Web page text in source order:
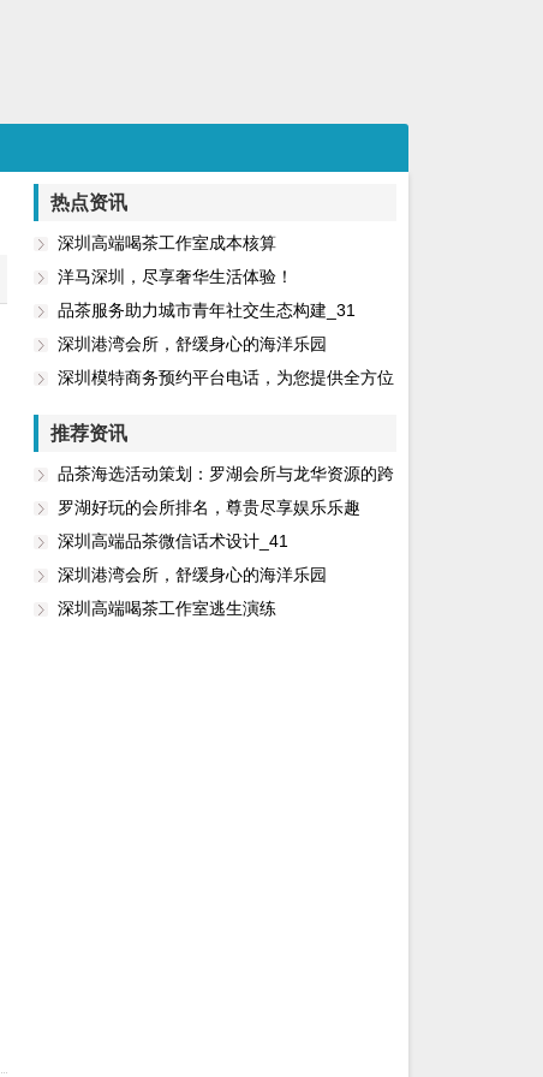
热点资讯
深圳高端喝茶工作室成本核算
洋马深圳，尽享奢华生活体验！
品茶服务助力城市青年社交生态构建_31
深圳港湾会所，舒缓身心的海洋乐园
深圳模特商务预约平台电话，为您提供全方位
推荐资讯
品茶海选活动策划：罗湖会所与龙华资源的跨
界尝试罗湖好玩的会所排名，尊贵尽享娱乐乐趣
深圳高端品茶微信话术设计_41
深圳港湾会所，舒缓身心的海洋乐园
深圳高端喝茶工作室逃生演练